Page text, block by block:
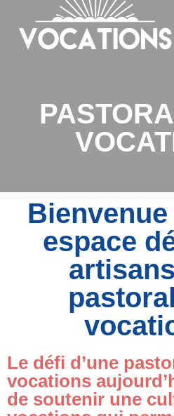
espace
Le défi d’une
vocations
de soutenir une